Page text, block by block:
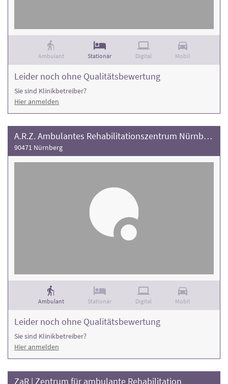
Ambulant Stationär Digital Mobil
Leider noch ohne Qualitätsbewertung
Sie sind Klinikbetreiber?
Hier anmelden
A.R.Z. Ambulantes Rehabilitationszentrum Nürnberg
90471 Nürnberg
Ambulant Stationär Digital Mobil
Leider noch ohne Qualitätsbewertung
Sie sind Klinikbetreiber?
Hier anmelden
ZaR | Zentrum für ambulante Rehabilitation